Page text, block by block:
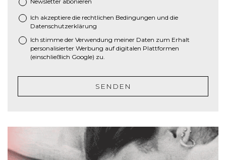
S
h
g
t
J
* Ich akzeptiere die rechtlichen Bedingungen und die
Datenschutzerklärung
Ich stimme der Verwendung meiner Daten zum Erhalt
personalisierter Werbung auf digitalen Plattformen
(einschließlich Google) zu.
SENDEN